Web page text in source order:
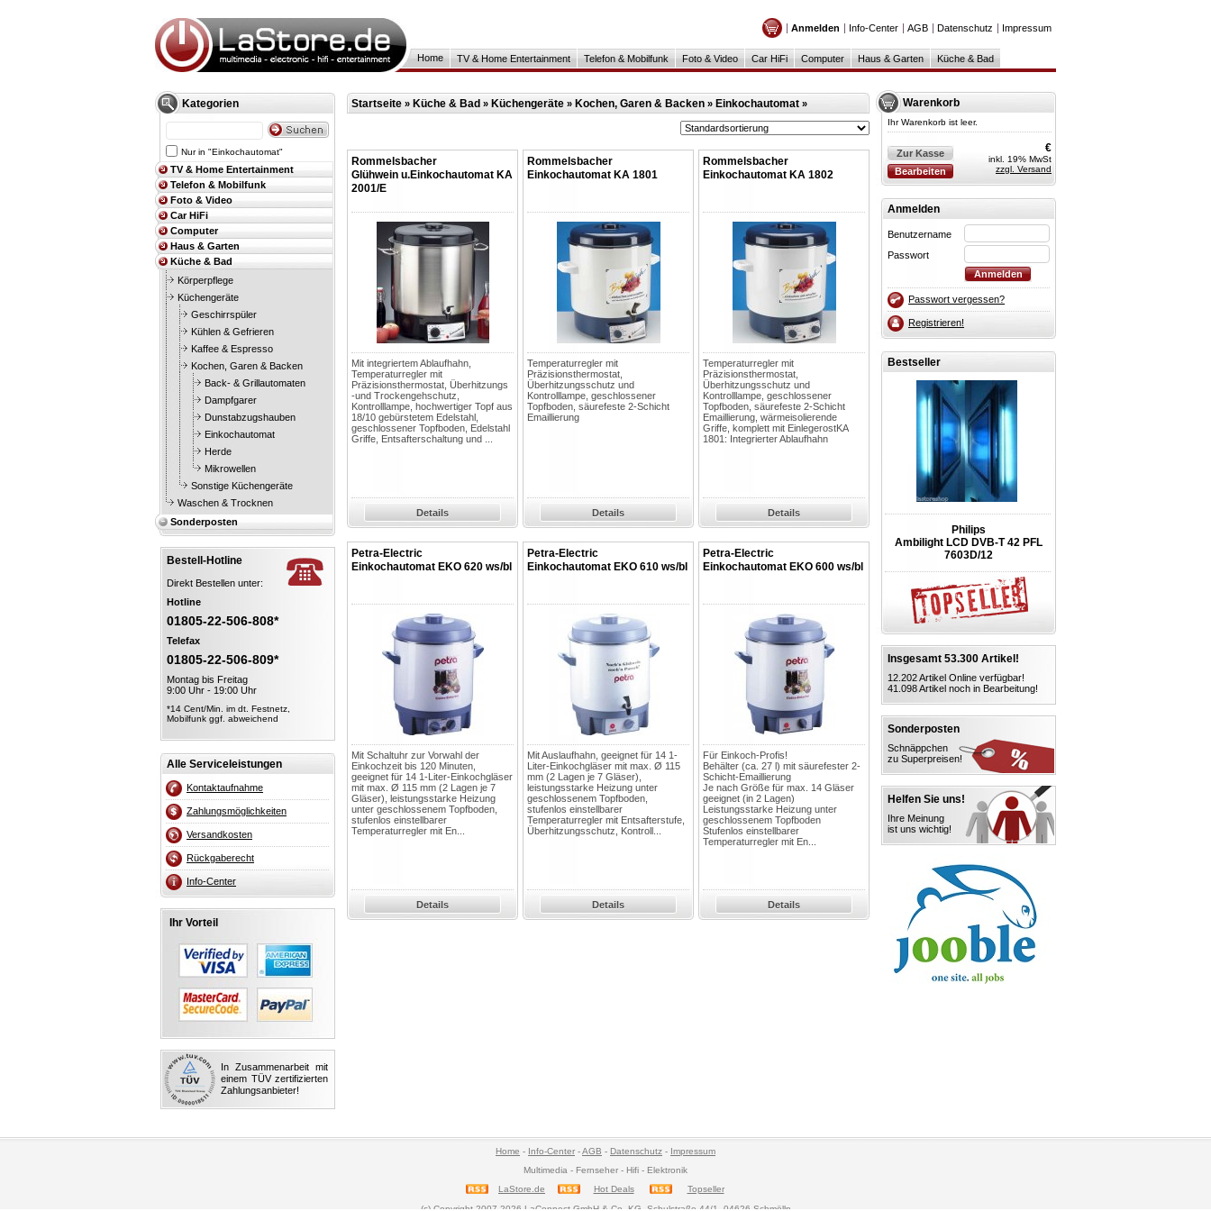
Anmelden Info-Center AGB Datenschutz Impressum
Home TV & Home Entertainment Telefon & Mobilfunk Foto & Video Car HiFi Computer Haus & Garten Küche & Bad
Kategorien
Nur in "Einkochautomat"
TV & Home Entertainment
Telefon & Mobilfunk
Foto & Video
Car HiFi
Computer
Haus & Garten
Küche & Bad
Körperpflege
Küchengeräte
Geschirrspüler
Kühlen & Gefrieren
Kaffee & Espresso
Kochen, Garen & Backen
Back- & Grillautomaten
Dampfgarer
Dunstabzugshauben
Einkochautomat
Herde
Mikrowellen
Sonstige Küchengeräte
Waschen & Trocknen
Sonderposten
Bestell-Hotline
Direkt Bestellen unter:
Hotline
01805-22-506-808*
Telefax
01805-22-506-809*
Montag bis Freitag
9:00 Uhr - 19:00 Uhr
*14 Cent/Min. im dt. Festnetz,
Mobilfunk ggf. abweichend
Alle Serviceleistungen
Kontaktaufnahme
Zahlungsmöglichkeiten
Versandkosten
Rückgaberecht
Info-Center
Ihr Vorteil
In Zusammenarbeit mit
einem TÜV zertifizierten
Zahlungsanbieter!
Startseite » Küche & Bad » Küchengeräte » Kochen, Garen & Backen » Einkochautomat »
Rommelsbacher
Glühwein u.Einkochautomat KA
2001/E
Mit integriertem Ablaufhahn,
Temperaturregler mit
Präzisionsthermostat, Überhitzungs
-und Trockengehschutz,
Kontrolllampe, hochwertiger Topf aus
18/10 gebürstetem Edelstahl,
geschlossener Topfboden, Edelstahl
Griffe, Entsafterschaltung und ...
Details
Rommelsbacher
Einkochautomat KA 1801
Temperaturregler mit
Präzisionsthermostat,
Überhitzungsschutz und
Kontrolllampe, geschlossener
Topfboden, säurefeste 2-Schicht
Emaillierung
Details
Rommelsbacher
Einkochautomat KA 1802
Temperaturregler mit
Präzisionsthermostat,
Überhitzungsschutz und
Kontrolllampe, geschlossener
Topfboden, säurefeste 2-Schicht
Emaillierung, wärmeisolierende
Griffe, komplett mit EinlegerostKA
1801: Integrierter Ablaufhahn
Details
Petra-Electric
Einkochautomat EKO 620 ws/bl
Mit Schaltuhr zur Vorwahl der
Einkochzeit bis 120 Minuten,
geeignet für 14 1-Liter-Einkochgläser
mit max. Ø 115 mm (2 Lagen je 7
Gläser), leistungsstarke Heizung
unter geschlossenem Topfboden,
stufenlos einstellbarer
Temperaturregler mit En...
Details
Petra-Electric
Einkochautomat EKO 610 ws/bl
Mit Auslaufhahn, geeignet für 14 1-
Liter-Einkochgläser mit max. Ø 115
mm (2 Lagen je 7 Gläser),
leistungsstarke Heizung unter
geschlossenem Topfboden,
stufenlos einstellbarer
Temperaturregler mit Entsafterstufe,
Überhitzungsschutz, Kontroll...
Details
Petra-Electric
Einkochautomat EKO 600 ws/bl
Für Einkoch-Profis!
Behälter (ca. 27 l) mit säurefester 2-
Schicht-Emaillierung
Je nach Größe für max. 14 Gläser
geeignet (in 2 Lagen)
Leistungsstarke Heizung unter
geschlossenem Topfboden
Stufenlos einstellbarer
Temperaturregler mit En...
Details
Warenkorb
Ihr Warenkorb ist leer.
€
inkl. 19% MwSt
zzgl. Versand
Zur Kasse
Bearbeiten
Anmelden
Benutzername
Passwort
Passwort vergessen?
Registrieren!
Bestseller
Philips
Ambilight LCD DVB-T 42 PFL
7603D/12
Insgesamt 53.300 Artikel!
12.202 Artikel Online verfügbar!
41.098 Artikel noch in Bearbeitung!
Sonderposten
Schnäppchen
zu Superpreisen!
Helfen Sie uns!
Ihre Meinung
ist uns wichtig!
Home - Info-Center -AGB - Datenschutz - Impressum
Multimedia - Fernseher - Hifi - Elektronik
LaStore.de
Hot Deals
Topseller
(c) Copyright 2007-2026 LaConnect GmbH & Co. KG, Schulstraße 44/1, 04626 Schmölln